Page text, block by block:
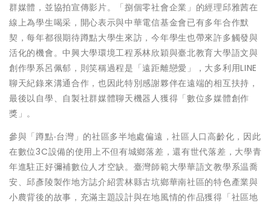
群媒體，並協拍宣傳影片。「捌個零社會企業」的經理邱雅茜在
線上為學生喝采，開心表示與中華電信基金會已有多年合作默
契，每年都很期待蹲點大學生來訪，今年學生也帶來許多觸發與
活化的機會。中興大學環境工程系林欣穎與臺北教育大學語文與
創作學系呂佩郁，則笑稱過程是「遠距離戀愛」，大多利用LINE
聊天紀錄來溝通合作，也因此特別感謝夥伴在遠端的相互扶持，
最後以自學、自製社群媒體聊天機器人獲得「數位多媒體創作
獎」。
參與「蹲點‧台灣」的社區多半地處偏遠，社區人口高齡化，因此
在數位3C設備的使用上不但有城鄉落差，還有世代落差，大學青
年進駐正好彌補數位人才空缺。臺灣師範大學華語文教學系温喬
安、邱彥陵製作地方誌介紹雲林縣古坑鄉華南社區的特色產業與
小農背後的故事，充滿主題設計與在地風情的作品獲得「社區地